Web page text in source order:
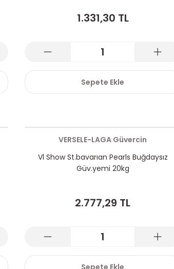
1.331,30 TL
Sepete Ekle
VERSELE-LAGA Güvercin
Vl Show St.bavarıan Pearls Buğdaysız
Güv.yemi 20kg
2.777,29 TL
Sepete Ekle